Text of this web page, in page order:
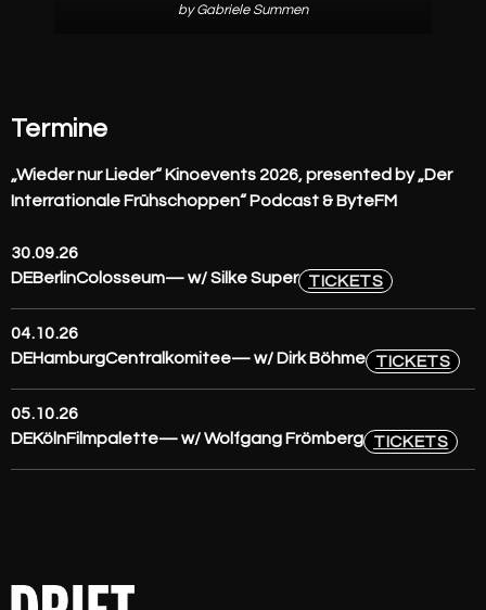
by Gabriele Summen
Termine
„Wieder nur Lieder“ Kinoevents 2026, presented by „Der
Interrationale Frühschoppen“ Podcast & ByteFM
30.09.26
DEBerlinColosseum— w/ Silke Super TICKETS
04.10.26
DEHamburgCentralkomitee— w/ Dirk Böhme TICKETS
05.10.26
DEKölnFilmpalette— w/ Wolfgang Frömberg TICKETS